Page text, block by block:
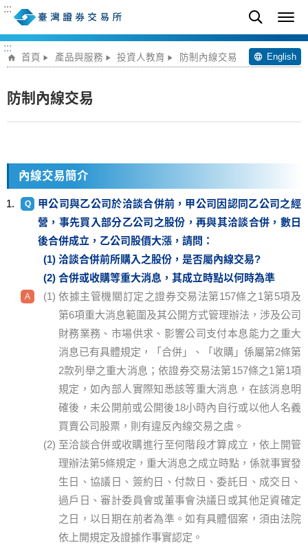
:::
:::
首頁 產品與服務 投資人教育 防制內線交易 English
防制內線交易
內線交易簡介
甲公司與乙公司於洽談合併前，甲公司因認同乙公司之經
營，事先買入部分乙公司之股份，再與其洽談合併，數日
後合併成立，乙公司股價大漲，請問：
洽談合併前所購入之股份，是否屬內線交易?
合併或收購等重大消息，其成立時點以何時為準
依據主管機關訂定之證券交易法第157條之1第5項及
第6項重大消息範圍及其公開方式管理辦法，涉及公司
財務業務、市場供求、影響公司支付本息能力之重大
消息已有具體規定，「合併」、「收購」係屬第2條第
2款列舉之重大消息；依證券交易法第157條之1第1項
規定，如內部人實際知悉該等重大消息，在該消息明
確後，未公開前或公開後18小時內自行或以他人名義
買賣公司股票，則有違反內線交易之虞。
至洽談合併或收購進行至何階段才算成立，依上開管
理辦法第5條規定，重大消息之成立時點，係就事實發
生日、協議日、簽約日、付款日、委託日、成交日、
過戶日、審計委員會或董事會決議日或其他足資確定
之日，以日期在前者為準。如有具體個案，須由法院
依上開規定及證據作事實認定。